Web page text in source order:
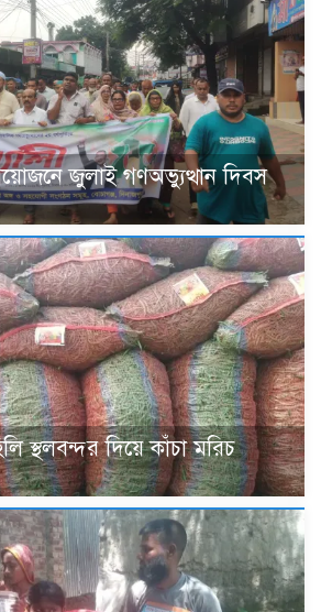
জুলাই গণঅভ্যুত্থান দিবস
স্থলবন্দর দিয়ে কাঁচা মরিচ